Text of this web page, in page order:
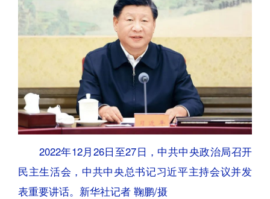
2022年12月26日至27日，中共中央政治局召开
民主生活会，中共中央总书记习近平主持会议并发
表重要讲话。新华社记者 鞠鹏/摄